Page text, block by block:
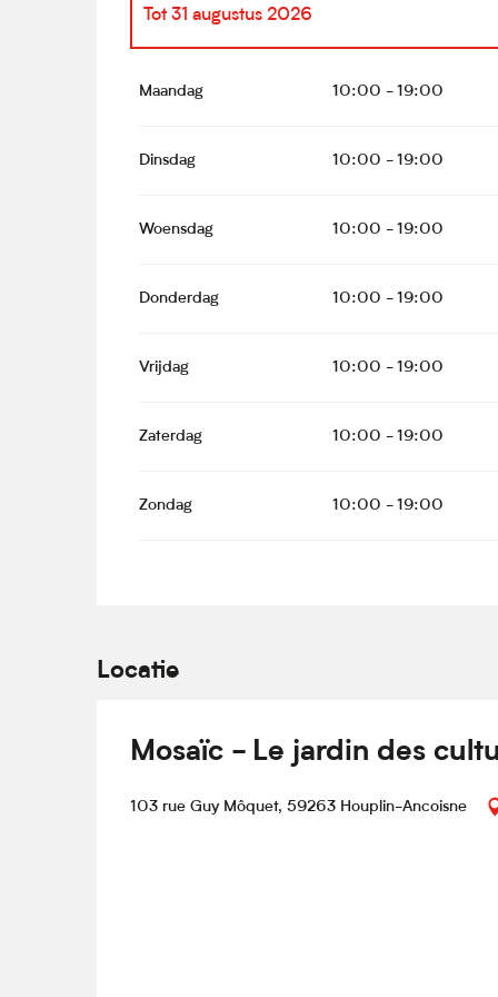
Tot 31 augustus 2026
Maandag 10:00 - 19:00
Dinsdag 10:00 - 19:00
Woensdag 10:00 - 19:00
Donderdag 10:00 - 19:00
Vrijdag 10:00 - 19:00
Zaterdag 10:00 - 19:00
Zondag 10:00 - 19:00
Locatie
Mosaïc - Le jardin des
103 rue Guy Môquet, 59263 Houplin-Ancoisne